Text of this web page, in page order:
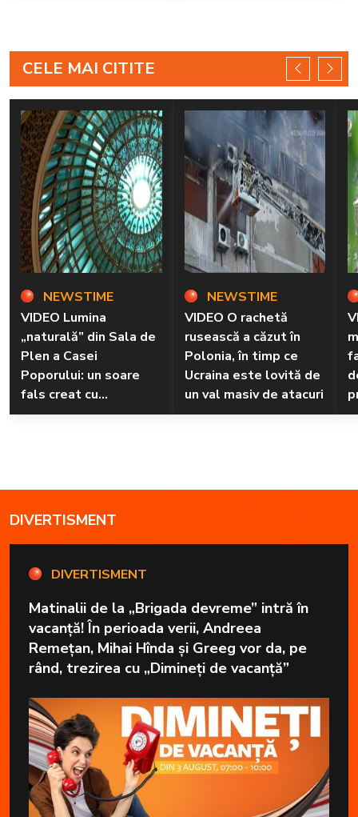
resuscitat...”
CELE MAI CITITE
NEWSTIME
VIDEO Lumina
„naturală” din Sala de
Plen a Casei
Poporului: un soare
fals creat cu
tehnologie LED
NEWSTIME
VIDEO O rachetă
rusească a căzut în
Polonia, în timp ce
Ucraina este lovită de
un val masiv de atacuri
DIVERTISMENT
DIVERTISMENT
Matinalii de la „Brigada devreme” intră în
vacanță! În perioada verii, Andreea
Remețan, Mihai Hînda și Greeg vor da, pe
rând, trezirea cu „Dimineți de vacanță”